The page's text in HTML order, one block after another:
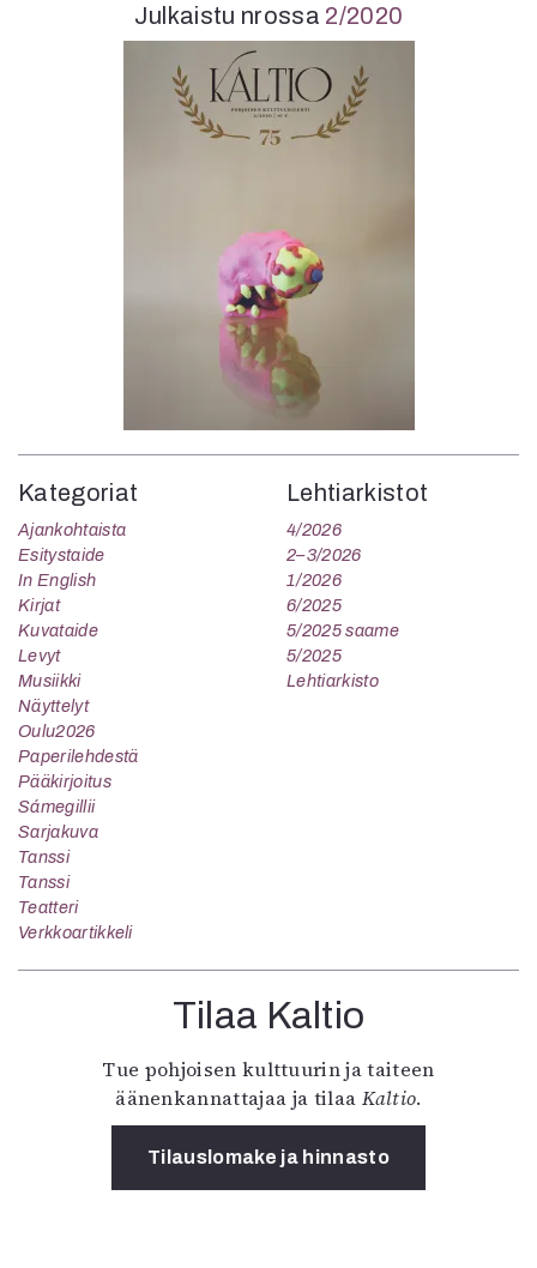
Julkaistu nrossa 2/2020
Kategoriat
Ajankohtaista
Esitystaide
In English
Kirjat
Kuvataide
Levyt
Musiikki
Näyttelyt
Oulu2026
Paperilehdestä
Pääkirjoitus
Sámegillii
Sarjakuva
Tanssi
Tanssi
Teatteri
Verkkoartikkeli
Lehtiarkistot
4/2026
2–3/2026
1/2026
6/2025
5/2025 saame
5/2025
Lehtiarkisto
Tilaa Kaltio
Tue pohjoisen kulttuurin ja taiteen
äänenkannattajaa ja tilaa Kaltio.
Tilauslomake ja hinnasto